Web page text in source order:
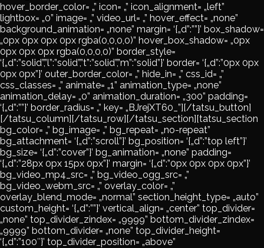
hover_border_color= „” icon= „” icon_alignment= „left”
lightbox= „0” image= „” video_url= „” hover_effect= „none”
background_animation= „none” margin= ‘{„d”:””}’ box_shadow=
„0px 0px 0px 0px rgba(0,0,0,0)” hover_box_shadow= „0px
0px 0px 0px rgba(0,0,0,0)” border_style=
‘{„d”:”solid”,”l”:”solid”,”t”:”solid”,”m”:”solid”}’ border= ‘{„d”:”0px 0px
0px 0px”}’ outer_border_color= „” hide_in= „” css_id= „”
css_classes= „” animate= „1” animation_type= „none”
animation_delay= „0” animation_duration= „300” padding=
‘{„d”:””}’ border_radius= „” key= „BJrejXT60_”][/tatsu_button]
[/tatsu_column][/tatsu_row][/tatsu_section][tatsu_section
bg_color= „” bg_image= „” bg_repeat= „no-repeat”
bg_attachment= ‘{„d”:”scroll”}’ bg_position= ‘{„d”:”top left”}’
bg_size= ‘{„d”:”cover”}’ bg_animation= „none” padding=
‘{„d”:”28px 0px 15px 0px”}’ margin= ‘{„d”:”0px 0px 0px 0px”}’
bg_video_mp4_src= „” bg_video_ogg_src= „”
bg_video_webm_src= „” overlay_color= „”
overlay_blend_mode= „normal” section_height_type= „auto”
custom_height= ‘{„d”:””}’ vertical_align= „center” top_divider=
„none” top_divider_zindex= „9999” bottom_divider_zindex=
„9999” bottom_divider= „none” top_divider_height=
‘{„d”:”100″}’ top_divider_position= „above”